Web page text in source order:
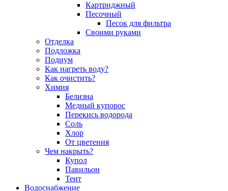
Картриджный
Песочный
Песок для фильтра
Своими руками
Отделка
Подложка
Подиум
Как нагреть воду?
Как очистить?
Химия
Белизна
Медный купорос
Перекись водорода
Соль
Хлор
От цветения
Чем накрыть?
Купол
Павильон
Тент
Водоснабжение